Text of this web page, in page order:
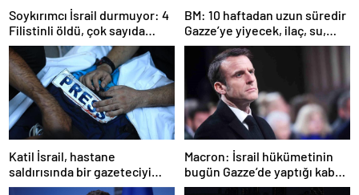
Soykırımcı İsrail durmuyor: 4
Filistinli öldü, çok sayıda
yaralı var
BM: 10 haftadan uzun süredir
Gazze’ye yiyecek, ilaç, su,
çadır girmedi
Katil İsrail, hastane
saldırısında bir gazeteciyi
öldürdüğünü itiraf etti
Macron: İsrail hükümetinin
bugün Gazze’de yaptığı kabul
edilemez